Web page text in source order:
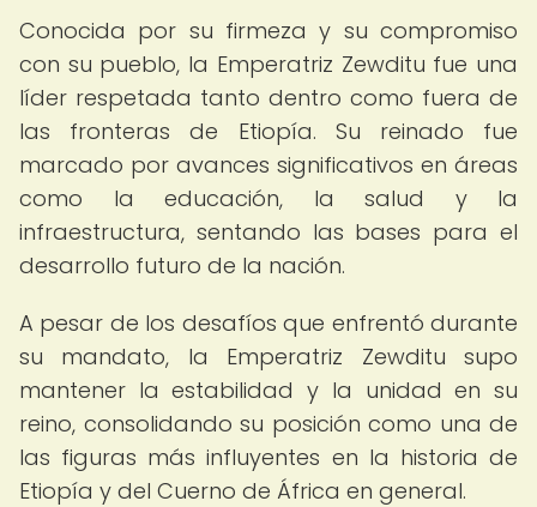
Conocida por su firmeza y su compromiso
con su pueblo, la Emperatriz Zewditu fue una
líder respetada tanto dentro como fuera de
las fronteras de Etiopía. Su reinado fue
marcado por avances significativos en áreas
como la educación, la salud y la
infraestructura, sentando las bases para el
desarrollo futuro de la nación.
A pesar de los desafíos que enfrentó durante
su mandato, la Emperatriz Zewditu supo
mantener la estabilidad y la unidad en su
reino, consolidando su posición como una de
las figuras más influyentes en la historia de
Etiopía y del Cuerno de África en general.